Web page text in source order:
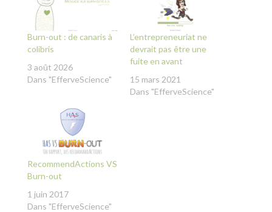
Burn-out : de canaris à
colibris
3 août 2026
Dans "EfferveScience"
L’entrepreneuriat ne
devrait pas être une
fuite en avant
15 mars 2021
Dans "EfferveScience"
RecommendActions VS
Burn-out
1 juin 2017
Dans "EfferveScience"